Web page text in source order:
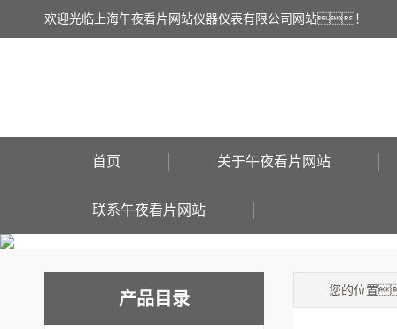
欢迎光临上海午夜看片网站仪器仪表有限公司网站！
首页 关于午夜看片网站
联系午夜看片网站
产品目录 您的位置